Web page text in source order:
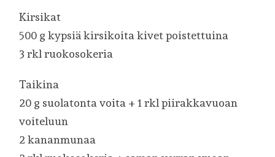
Kirsikat
500 g kypsiä kirsikoita kivet poistettuina
3 rkl ruokosokeria
Taikina
20 g suolatonta voita + 1 rkl piirakkavuoan
voiteluun
2 kananmunaa